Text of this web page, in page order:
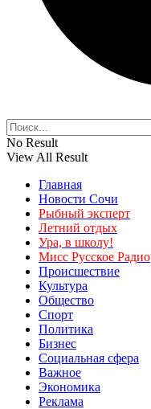
No Result
View All Result
Главная
Новости Сочи
Рыбный эксперт
Летний отдых
Ура, в школу!
Мисс Русское Радио
Происшествие
Культура
Общество
Спорт
Политика
Бизнес
Социальная сфера
Важное
Экономика
Реклама